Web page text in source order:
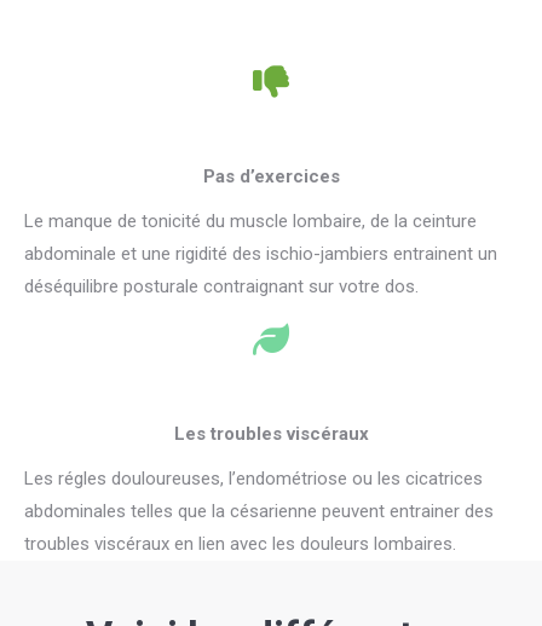
Pas d’exercices
Le manque de tonicité du muscle lombaire, de la ceinture
abdominale et une rigidité des ischio-jambiers entrainent un
déséquilibre posturale contraignant sur votre dos.
Les troubles viscéraux
Les régles douloureuses, l’endométriose ou les cicatrices
abdominales telles que la césarienne peuvent entrainer des
troubles viscéraux en lien avec les douleurs lombaires.